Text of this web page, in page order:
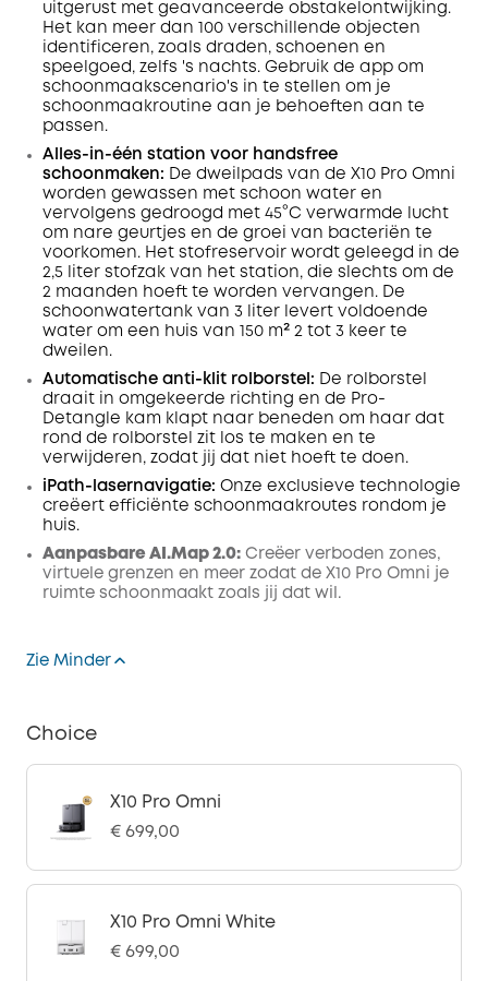
uitgerust met geavanceerde obstakelontwijking.
Het kan meer dan 100 verschillende objecten
identificeren, zoals draden, schoenen en
speelgoed, zelfs 's nachts. Gebruik de app om
schoonmaakscenario's in te stellen om je
schoonmaakroutine aan je behoeften aan te
passen.
Alles-in-één station voor handsfree
schoonmaken: De dweilpads van de X10 Pro Omni
worden gewassen met schoon water en
vervolgens gedroogd met 45°C verwarmde lucht
om nare geurtjes en de groei van bacteriën te
voorkomen. Het stofreservoir wordt geleegd in de
2,5 liter stofzak van het station, die slechts om de
2 maanden hoeft te worden vervangen. De
schoonwatertank van 3 liter levert voldoende
water om een huis van 150 m² 2 tot 3 keer te
dweilen.
Automatische anti-klit rolborstel: De rolborstel
draait in omgekeerde richting en de Pro-
Detangle kam klapt naar beneden om haar dat
rond de rolborstel zit los te maken en te
verwijderen, zodat jij dat niet hoeft te doen.
iPath-lasernavigatie: Onze exclusieve technologie
creëert efficiënte schoonmaakroutes rondom je
huis.
Aanpasbare AI.Map 2.0: Creëer verboden zones,
virtuele grenzen en meer zodat de X10 Pro Omni je
ruimte schoonmaakt zoals jij dat wil.
Zie Minder
Choice
X10 Pro Omni
€ 699,00
X10 Pro Omni White
€ 699,00